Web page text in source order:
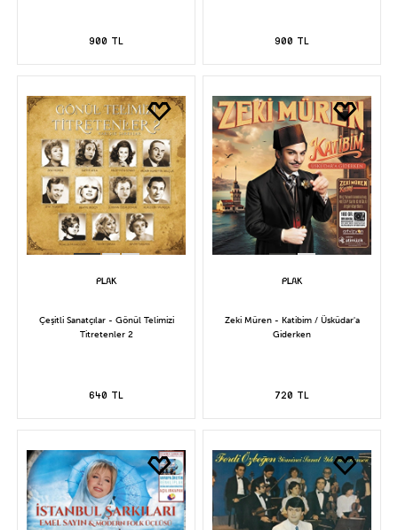
900 TL 900 TL
Çeşitli Sanatçılar - Gönül Telimizi
Titretenler 2
640 TL
Zeki Müren - Katibim / Üsküdar'a
Giderken
720 TL